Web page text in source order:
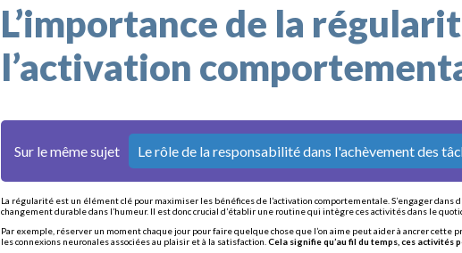
L’importance de la
l’activation
Sur le même sujet Le rôle de la responsabilité dans l'achèvement des
La régularité est un élément clé pour maximiser les bénéfices de l’activation comportementale. S’engager
changement durable dans l’humeur. Il est donc crucial d’établir une routine qui intègre ces activités dans le
Par exemple, réserver un moment chaque jour pour faire quelque chose que l’on aime peut aider à ancrer
les connexions neuronales associées au plaisir et à la satisfaction. Cela signifie qu’au fil du temps, ces